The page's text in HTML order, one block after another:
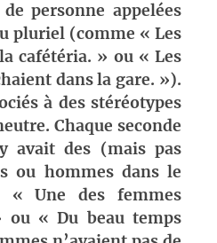
personne appelées
pluriel (comme « Les
cafétéria. » ou « Les
dans la gare. »).
à des stéréotypes
Chaque seconde
avait des (mais pas
ou hommes dans le
« Une des femmes
« Du beau temps